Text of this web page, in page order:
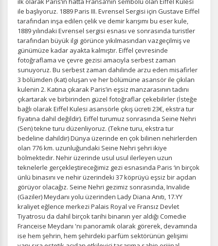
ile başlıyoruz. 1889 Paris III. Evrensel Sergisi için Gustave Eiffel
tarafından inşa edilen çelik ve demir karışımı bu eser kule,
1889 yılındaki Evrensel sergisi esnası ve sonrasında turistler
tarafından büyük ilgi görünce yıkılmasından vazgeçilmiş ve
günümüze kadar ayakta kalmıştır. Eiffel çevresinde
fotoğraflama ve çevre gezisi amacıyla serbest zaman
sunuyoruz. Bu serbest zaman dahilinde arzu eden misafirler
3 bölümden (kat) oluşan ve her bölümüne asansör ile çıkılan
kulenin 2. Katına çıkarak Paris’in eşsiz manzarasının tadını
çıkartarak ve birbirinden güzel fotoğraflar çekebilirler (İsteğe
bağlı olarak Eiffel Kulesi asansörle çıkış ücreti 23€, ekstra tur
fiyatına dahil değildir). Eiffel turumuz sonrasında Seine Nehri
(Sen) tekne turu düzenliyoruz. (Tekne turu, ekstra tur
bedeline dahildir) Dünya üzerinde en çok bilinen nehirlerden
olan 776 km. uzunluğundaki Seine Nehri şehri ikiye
bölmektedir. Nehir üzerinde usul usul ilerleyen uzun
teknelerle gerçekleştireceğimiz gezi esnasında Paris ‘in birçok
ünlü binasını ve nehir üzerindeki 37 köprüyü eşsiz bir açıdan
görüyor olacağız. Seine Nehri gezimiz sonrasında, Invalide
(Gaziler) Meydanı yolu üzerinden Lady Diana Anıtı, 17.YY
kraliyet eğlence merkezi Palais Royal ve Fransız Devlet
Tiyatrosu da dahil birçok tarihi binanın yer aldığı Comedie
Franceise Meydanı 'nı panoramik olarak görerek, devamında
ise hem şehrin, hem şehirdeki parfüm sektörünün gelişimi